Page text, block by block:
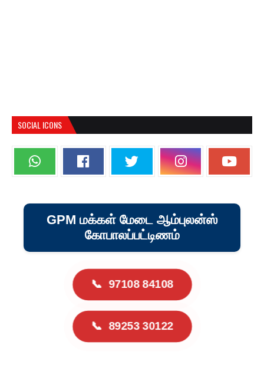
SOCIAL ICONS
GPM மக்கள் மேடை ஆம்புலன்ஸ்
கோபாலப்பட்டிணம்
📞 97108 84108
📞 89253 30122